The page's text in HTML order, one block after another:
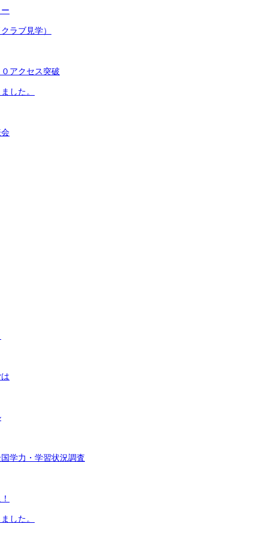
ラブ見学）
アクセス突破
した。
学力・学習状況調査
した。